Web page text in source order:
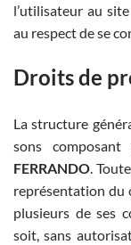
l’utilisateur au site
au respect de se
Droits de
La structure
sons
FERRANDO.
représentation du
plusieurs de ses
soit, sans